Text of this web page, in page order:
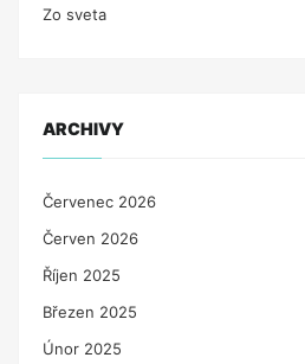
Zo sveta
ARCHIVY
Červenec 2026
Červen 2026
Říjen 2025
Březen 2025
Únor 2025